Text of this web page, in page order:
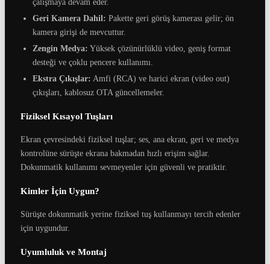
çalışmaya devam eder.
Geri Kamera Dahil: Pakette geri görüş kamerası gelir; ön
kamera girişi de mevcuttur.
Zengin Medya: Yüksek çözünürlüklü video, geniş format
desteği ve çoklu pencere kullanımı.
Ekstra Çıkışlar: Amfi (RCA) ve harici ekran (video out)
çıkışları, kablosuz OTA güncellemeler.
Fiziksel Kısayol Tuşları
Ekran çevresindeki fiziksel tuşlar; ses, ana ekran, geri ve medya
kontrolüne sürüşte ekrana bakmadan hızlı erişim sağlar.
Dokunmatik kullanımı sevmeyenler için güvenli ve pratiktir.
Kimler İçin Uygun?
Sürüşte dokunmatik yerine fiziksel tuş kullanmayı tercih edenler
için uygundur.
Uyumluluk ve Montaj